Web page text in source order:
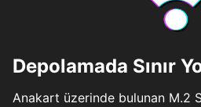
Depolamada Sınır
Anakart üzerinde bulunan M.2